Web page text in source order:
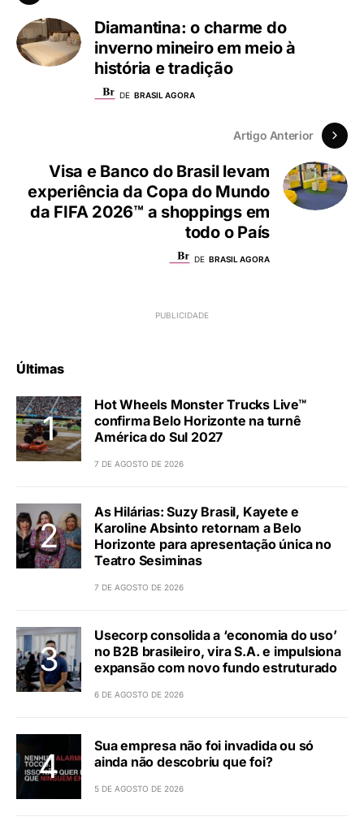
Diamantina: o charme do
inverno mineiro em meio à
história e tradição
DE BRASIL AGORA
Artigo Anterior
Visa e Banco do Brasil levam
experiência da Copa do Mundo
da FIFA 2026™ a shoppings em
todo o País
DE BRASIL AGORA
Últimas
Hot Wheels Monster Trucks Live™
confirma Belo Horizonte na turnê
América do Sul 2027
7 DE AGOSTO DE 2026
As Hilárias: Suzy Brasil, Kayete e
Karoline Absinto retornam a Belo
Horizonte para apresentação única no
Teatro Sesiminas
7 DE AGOSTO DE 2026
Usecorp consolida a ‘economia do uso’
no B2B brasileiro, vira S.A. e impulsiona
expansão com novo fundo estruturado
6 DE AGOSTO DE 2026
Sua empresa não foi invadida ou só
ainda não descobriu que foi?
5 DE AGOSTO DE 2026